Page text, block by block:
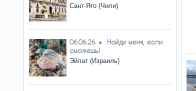
Сант-Яго (Чили)
06.06.26
Найди меня, если
сможешь!
Эйлат (Израиль)